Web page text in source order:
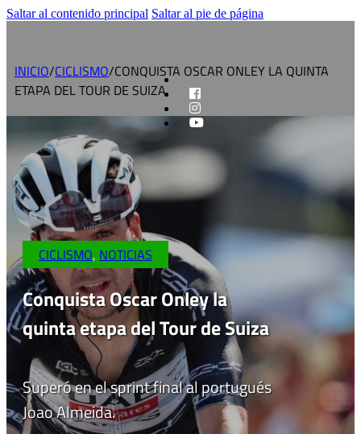
Saltar al contenido principal Saltar al pie de página
INICIO/CICLISMO/CONQUISTA OSCAR ONLEY LA QUINTA
ETAPA DEL TOUR DE SUIZA
CICLISMO, NOTICIAS
Conquista Oscar Onley la
quinta etapa del Tour de Suiza
Superó en el sprint final al portugués
Joao Almeida.